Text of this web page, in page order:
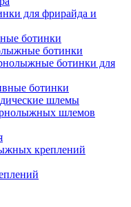
для фрирайда и
ботинки
ботинки
ботинки для
ботинки
шлемы
шлемов
креплений